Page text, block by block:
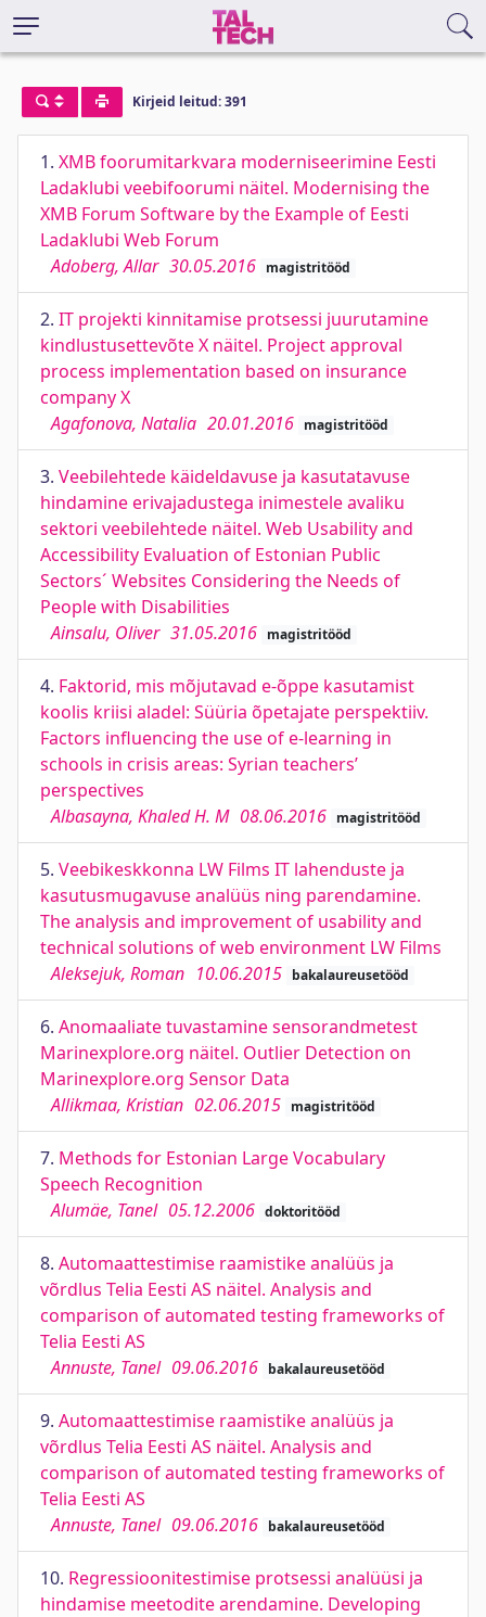
Kirjeid leitud: 391
1. XMB foorumitarkvara moderniseerimine Eesti
Ladaklubi veebifoorumi näitel. Modernising the
XMB Forum Software by the Example of Eesti
Ladaklubi Web Forum
Adoberg, Allar 30.05.2016 magistritööd
2. IT projekti kinnitamise protsessi juurutamine
kindlustusettevõte X näitel. Project approval
process implementation based on insurance
company X
Agafonova, Natalia 20.01.2016 magistritööd
3. Veebilehtede käideldavuse ja kasutatavuse
hindamine erivajadustega inimestele avaliku
sektori veebilehtede näitel. Web Usability and
Accessibility Evaluation of Estonian Public
Sectors´ Websites Considering the Needs of
People with Disabilities
Ainsalu, Oliver 31.05.2016 magistritööd
4. Faktorid, mis mõjutavad e-õppe kasutamist
koolis kriisi aladel: Süüria õpetajate perspektiiv.
Factors influencing the use of e-learning in
schools in crisis areas: Syrian teachers’
perspectives
Albasayna, Khaled H. M 08.06.2016 magistritööd
5. Veebikeskkonna LW Films IT lahenduste ja
kasutusmugavuse analüüs ning parendamine.
The analysis and improvement of usability and
technical solutions of web environment LW Films
Aleksejuk, Roman 10.06.2015 bakalaureusetööd
6. Anomaaliate tuvastamine sensorandmetest
Marinexplore.org näitel. Outlier Detection on
Marinexplore.org Sensor Data
Allikmaa, Kristian 02.06.2015 magistritööd
7. Methods for Estonian Large Vocabulary
Speech Recognition
Alumäe, Tanel 05.12.2006 doktoritööd
8. Automaattestimise raamistike analüüs ja
võrdlus Telia Eesti AS näitel. Analysis and
comparison of automated testing frameworks of
Telia Eesti AS
Annuste, Tanel 09.06.2016 bakalaureusetööd
9. Automaattestimise raamistike analüüs ja
võrdlus Telia Eesti AS näitel. Analysis and
comparison of automated testing frameworks of
Telia Eesti AS
Annuste, Tanel 09.06.2016 bakalaureusetööd
10. Regressioonitestimise protsessi analüüsi ja
hindamise meetodite arendamine. Developing